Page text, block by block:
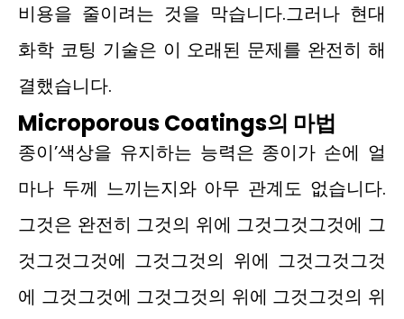
비용을 줄이려는 것을 막습니다.그러나 현대
화학 코팅 기술은 이 오래된 문제를 완전히 해
결했습니다.
Microporous Coatings의 마법
종이’색상을 유지하는 능력은 종이가 손에 얼
마나 두께 느끼는지와 아무 관계도 없습니다.
그것은 완전히 그것의 위에 그것그것그것에 그
것그것그것에 그것그것의 위에 그것그것그것
에 그것그것에 그것그것의 위에 그것그것의 위